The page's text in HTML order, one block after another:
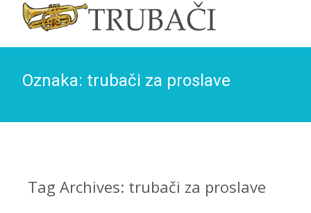
Oznaka: trubači za proslave
Tag Archives: trubači za proslave